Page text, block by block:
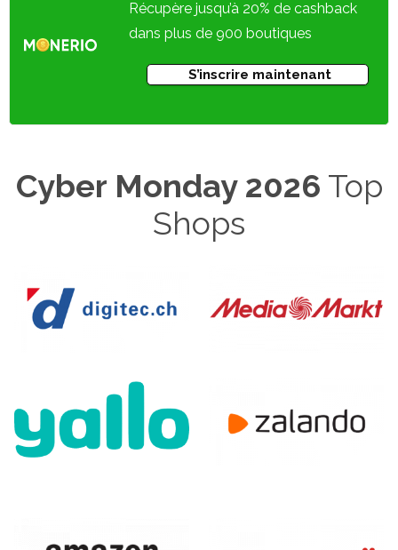
Récupère jusqu’à 20% de cashback
dans plus de 900 boutiques
S’inscrire maintenant
Cyber Monday 2026 Top
Shops